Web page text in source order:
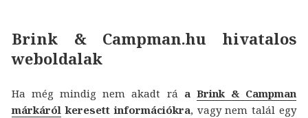
Brink & Campman.hu hivatalos
weboldalak
Ha még mindig nem akadt rá aBrink & Campman
márkáról keresett információkra, vagy nem talál egy